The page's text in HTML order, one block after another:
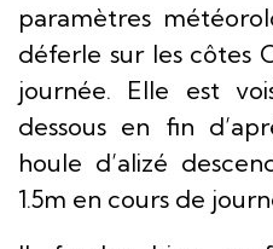
paramètres
déferle sur les côtes
journée. Elle est
dessous en fin
houle d’alizé
1.5m en cours de